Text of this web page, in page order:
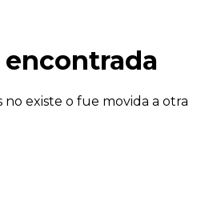
no existe o fue movida a otra